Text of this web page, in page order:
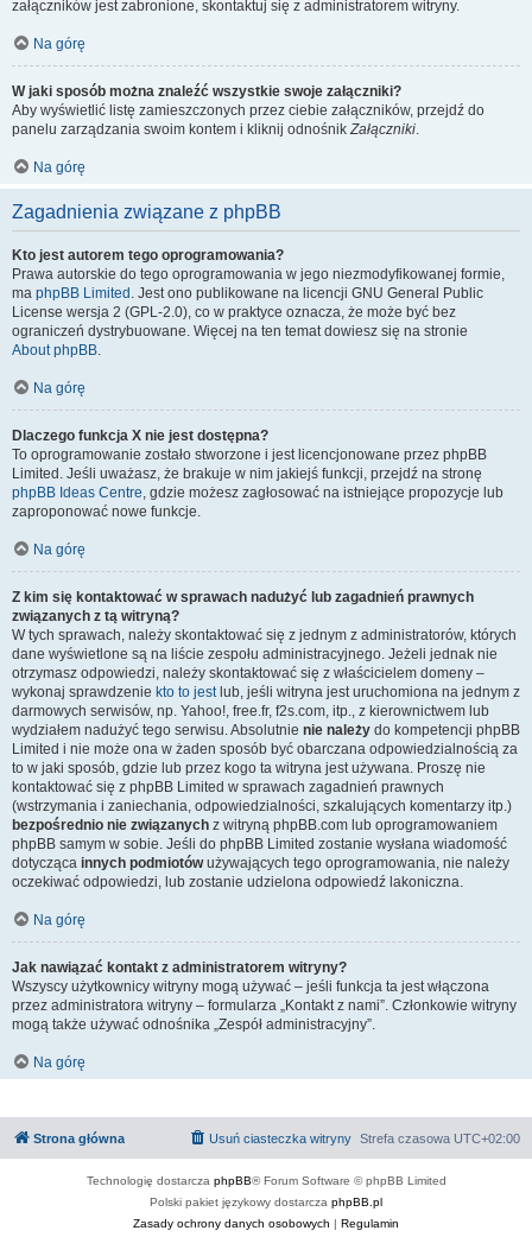
załączników jest zabronione, skontaktuj się z administratorem witryny.
Na górę
W jaki sposób można znaleźć wszystkie swoje załączniki?
Aby wyświetlić listę zamieszczonych przez ciebie załączników, przejdź do
panelu zarządzania swoim kontem i kliknij odnośnikZałączniki.
Na górę
Zagadnienia związane z phpBB
Kto jest autorem tego oprogramowania?
Prawa autorskie do tego oprogramowania w jego niezmodyfikowanej formie,
ma phpBB Limited . Jest ono publikowane na licencji GNU General Public
License wersja 2 (GPL-2.0), co w praktyce oznacza, że może być bez
ograniczeń dystrybuowane. Więcej na ten temat dowiesz się na stronie
About phpBB.
Na górę
Dlaczego funkcja X nie jest dostępna?
To oprogramowanie zostało stworzone i jest licencjonowane przez phpBB
Limited. Jeśli uważasz, że brakuje w nim jakiejś funkcji, przejdź na stronę
phpBB Ideas Centre, gdzie możesz zagłosować na istniejące propozycje lub
zaproponować nowe funkcje.
Na górę
Z kim się kontaktować w sprawach nadużyć lub zagadnień prawnych
związanych z tą witryną?
W tych sprawach, należy skontaktować się z jednym z administratorów, których
dane wyświetlone są na liście zespołu administracyjnego. Jeżeli jednak nie
otrzymasz odpowiedzi, należy skontaktować się z właścicielem domeny –
wykonaj sprawdzenie kto to jestlub, jeśli witryna jest uruchomiona na jednym z
darmowych serwisów, np. Yahoo!, free.fr, f2s.com, itp., z kierownictwem lub
wydziałem nadużyć tego serwisu. Absolutnie nie należy do kompetencji phpBB
Limited i nie może ona w żaden sposób być obarczana odpowiedzialnością za
to w jaki sposób, gdzie lub przez kogo ta witryna jest używana. Proszę nie
kontaktować się z phpBB Limited w sprawach zagadnień prawnych
(wstrzymania i zaniechania, odpowiedzialności, szkalujących komentarzy itp.)
bezpośrednio nie związanych z witryną phpBB.com lub oprogramowaniem
phpBB samym w sobie. Jeśli do phpBB Limited zostanie wysłana wiadomość
dotycząca innych podmiotówużywających tego oprogramowania, nie należy
oczekiwać odpowiedzi, lub zostanie udzielona odpowiedź lakoniczna.
Na górę
Jak nawiązać kontakt z administratorem witryny?
Wszyscy użytkownicy witryny mogą używać – jeśli funkcja ta jest włączona
przez administratora witryny – formularza „Kontakt z nami”. Członkowie witryny
mogą także używać odnośnika „Zespół administracyjny”.
Na górę
Strona główna Strefa czasowa UTC+02:00
Usuń ciasteczka witryny
Technologię dostarcza phpBB® Forum Software © phpBB Limited
Polski pakiet językowy dostarcza phpBB.pl
Zasady ochrony danych osobowych | Regulamin